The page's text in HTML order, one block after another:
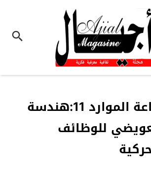
مفاهيم قاعة الموارد 11:هندسة
للوظائف